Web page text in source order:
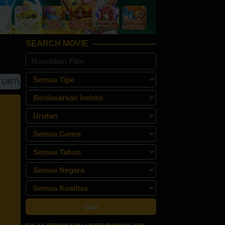
"REBAHAN21" SITUS STREAMING NONTON FILM
SEARCH MOVIE